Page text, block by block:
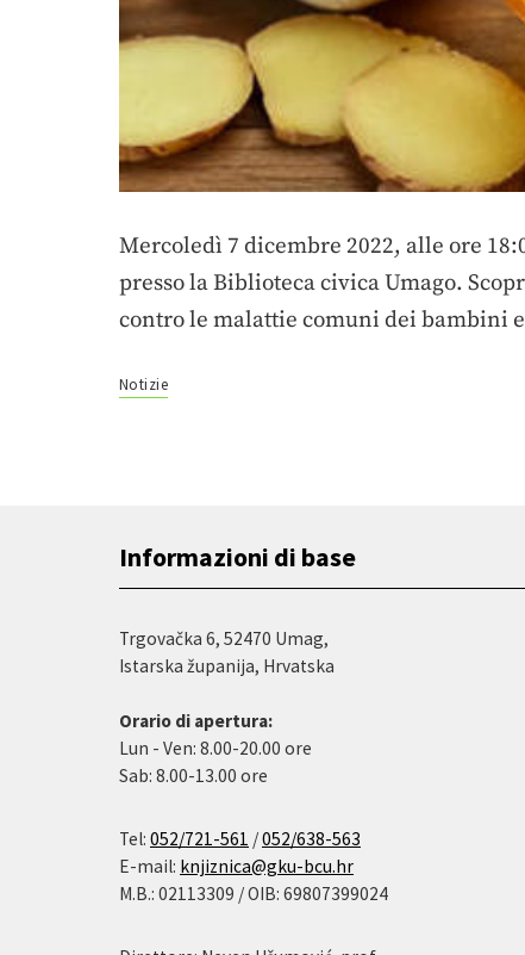
Mercoledì 7 dicembre 2022, alle ore
presso la Biblioteca civica Umago.
contro le malattie comuni dei bambini
Notizie
Informazioni di base
Trgovačka 6, 52470 Umag,
Istarska županija, Hrvatska
Orario di apertura:
Lun - Ven: 8.00-20.00 ore
Sab: 8.00-13.00 ore
Tel: 052/721-561 /052/638-563
E-mail: knjiznica@gku-bcu.hr
M.B.: 02113309 / OIB: 69807399024